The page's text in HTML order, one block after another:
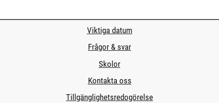
Viktiga datum
Frågor & svar
Skolor
Kontakta oss
Tillgänglighetsredogörelse